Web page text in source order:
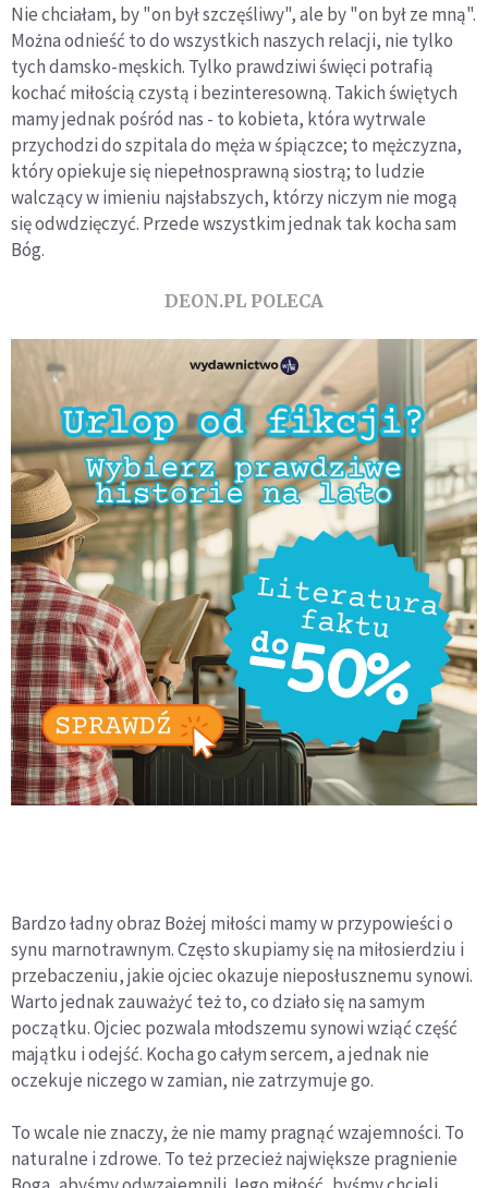
Nie chciałam, by "on był szczęśliwy", ale by "on był ze mną".
Można odnieść to do wszystkich naszych relacji, nie tylko
tych damsko-męskich. Tylko prawdziwi święci potrafią
kochać miłością czystą i bezinteresowną. Takich świętych
mamy jednak pośród nas - to kobieta, która wytrwale
przychodzi do szpitala do męża w śpiączce; to mężczyzna,
który opiekuje się niepełnosprawną siostrą; to ludzie
walczący w imieniu najsłabszych, którzy niczym nie mogą
się odwdzięczyć. Przede wszystkim jednak tak kocha sam
Bóg.
DEON.PL POLECA
Bardzo ładny obraz Bożej miłości mamy w przypowieści o
synu marnotrawnym. Często skupiamy się na miłosierdziu i
przebaczeniu, jakie ojciec okazuje nieposłusznemu synowi.
Warto jednak zauważyć też to, co działo się na samym
początku. Ojciec pozwala młodszemu synowi wziąć część
majątku i odejść. Kocha go całym sercem, a jednak nie
oczekuje niczego w zamian, nie zatrzymuje go.
To wcale nie znaczy, że nie mamy pragnąć wzajemności. To
naturalne i zdrowe. To też przecież największe pragnienie